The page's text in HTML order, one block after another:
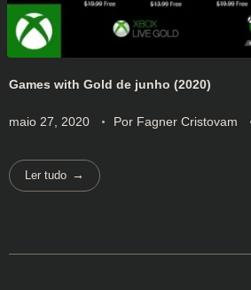
Games with Gold de junho (2020)
maio 27, 2020 Por Fagner Cristovam
Ler tudo